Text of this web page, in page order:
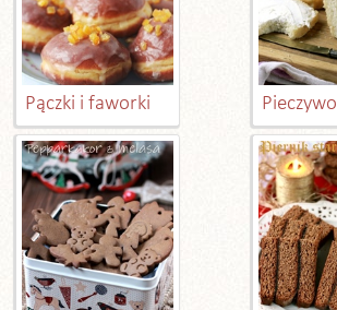
Pączki i faworki Pieczywo